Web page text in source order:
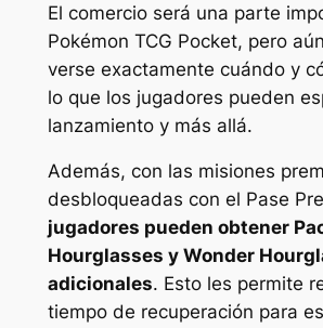
El comercio será una parte
Pokémon TCG Pocket, pero
verse exactamente cuándo y
lo que los jugadores pueden
lanzamiento y más allá.
Además, con las misiones
desbloqueadas con el Pase
jugadores pueden obtener
Hourglasses y Wonder
adicionales. Esto les permite
tiempo de recuperación para